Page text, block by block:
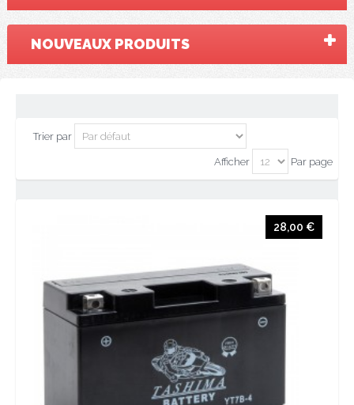
NOUVEAUX PRODUITS
Trier par
Afficher Par page
28,00 €